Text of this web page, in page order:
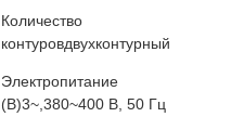
Количество
контуровдвухконтурный
Электропитание
(В)3~,380~400 В, 50 Гц